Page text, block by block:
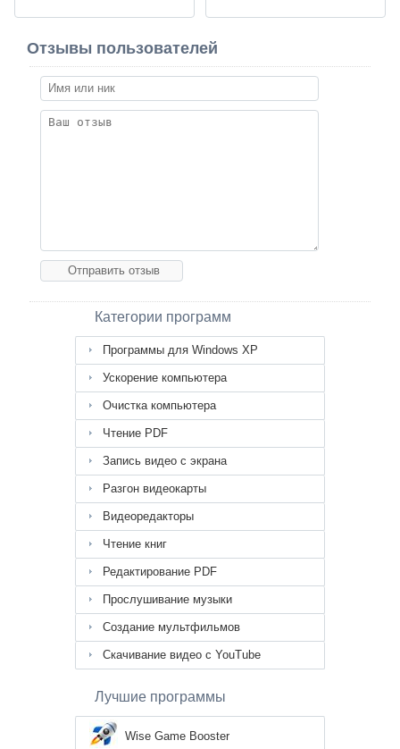
Отзывы пользователей
Категории программ
Программы для Windows XP
Ускорение компьютера
Очистка компьютера
Чтение PDF
Запись видео с экрана
Разгон видеокарты
Видеоредакторы
Чтение книг
Редактирование PDF
Прослушивание музыки
Создание мультфильмов
Скачивание видео с YouTube
Лучшие программы
Wise Game Booster